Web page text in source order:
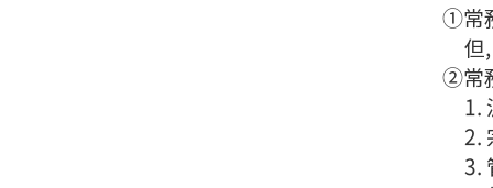
①常
但
②常
1.
2.
3.